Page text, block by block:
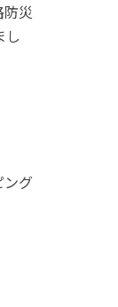
災
し
ング